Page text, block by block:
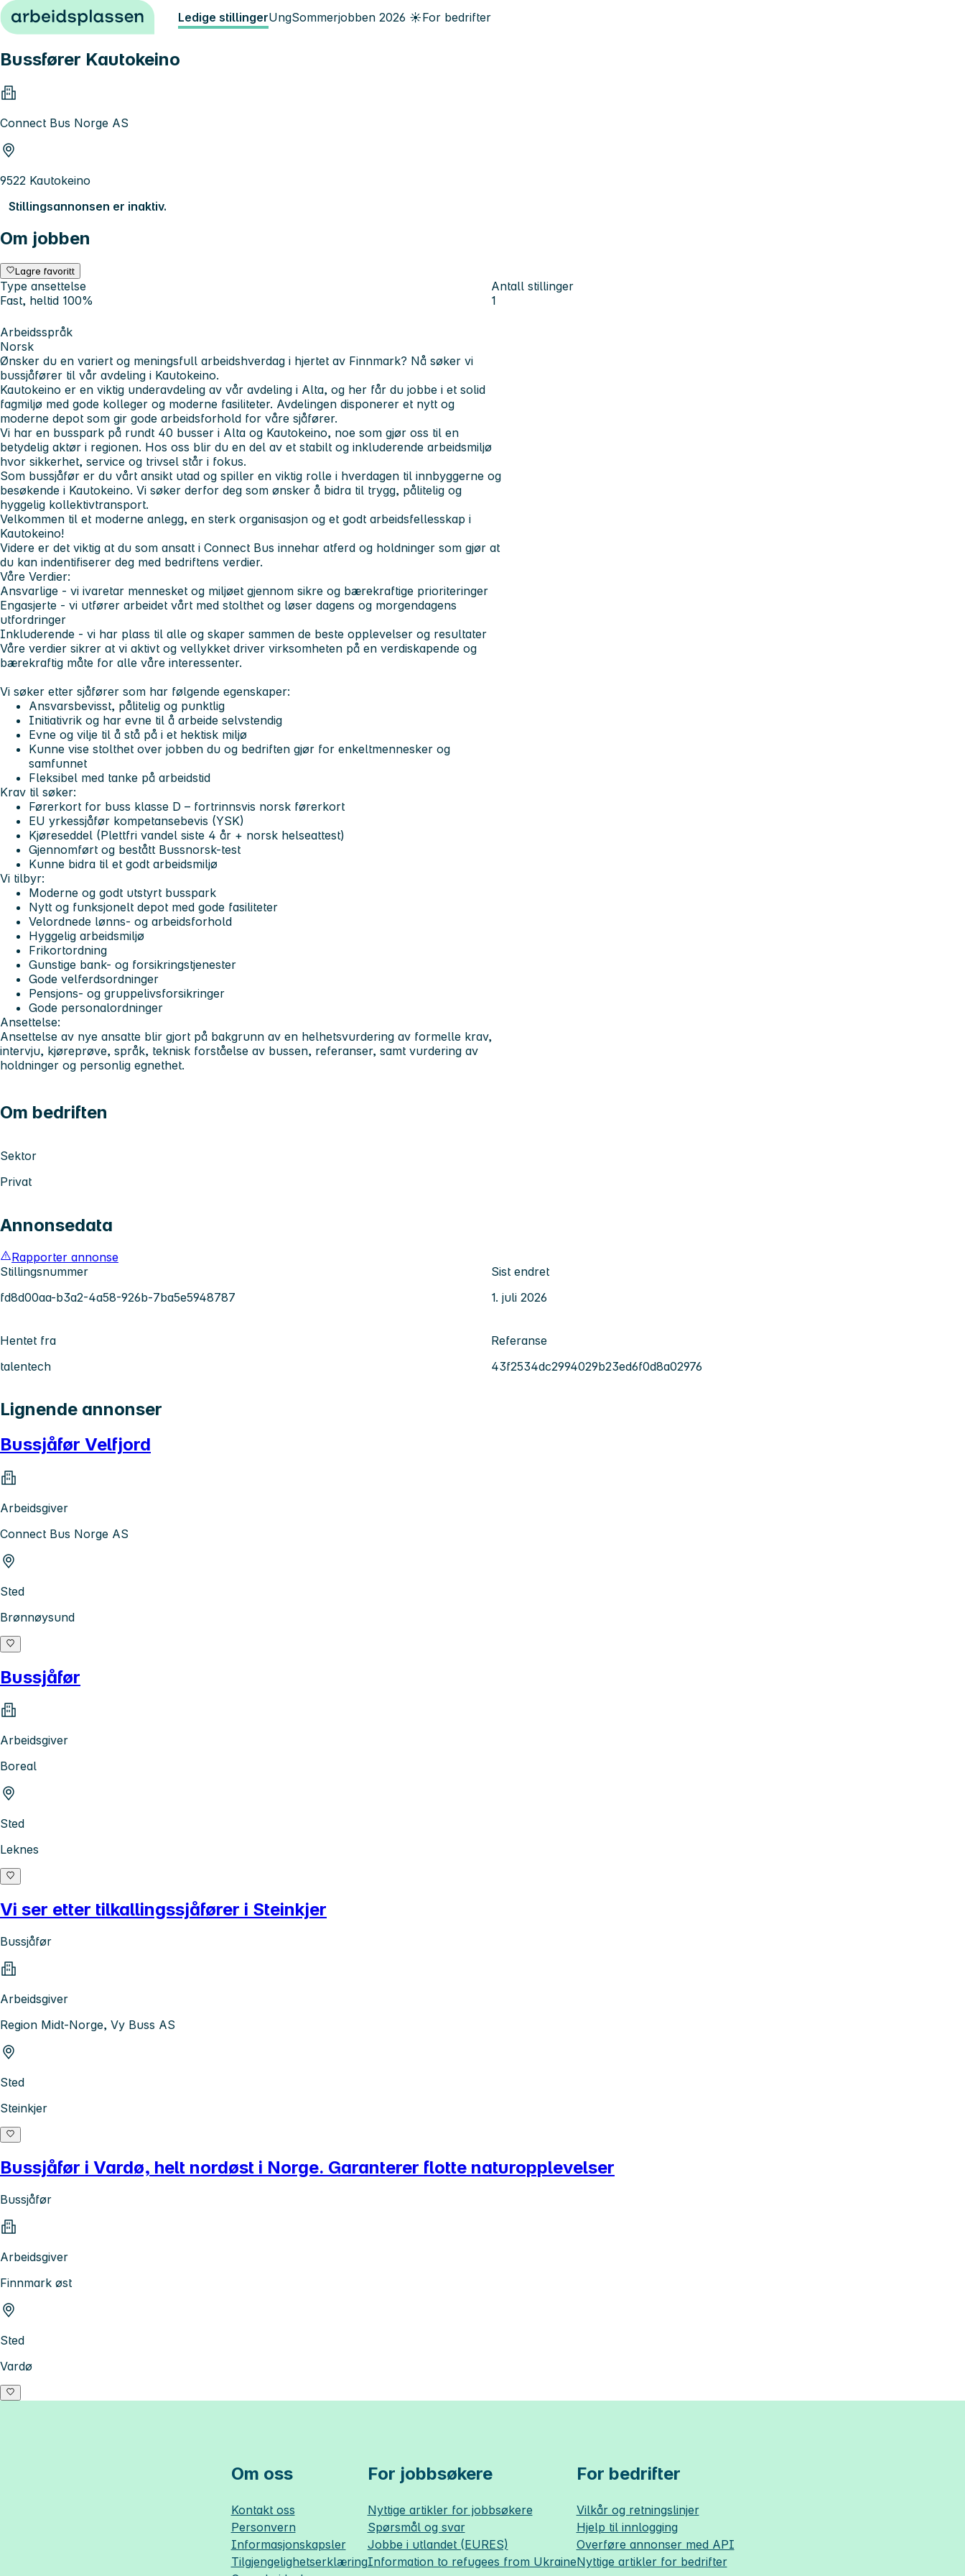
Hopp til innhold Ledige stillingerUngSommerjobben 2026 ☀️For bedrifter
Bussfører Kautokeino
Connect Bus Norge AS
9522 Kautokeino
Stillingsannonsen er inaktiv.
Om jobben
Lagre favoritt
Type ansettelse
Fast, heltid 100%
Antall stillinger
1
Arbeidsspråk
Norsk
Ønsker du en variert og meningsfull arbeidshverdag i hjertet av Finnmark? Nå søker vi
bussjåfører til vår avdeling i Kautokeino.
Kautokeino er en viktig underavdeling av vår avdeling i Alta, og her får du jobbe i et solid
fagmiljø med gode kolleger og moderne fasiliteter. Avdelingen disponerer et nytt og
moderne depot som gir gode arbeidsforhold for våre sjåfører.
Vi har en busspark på rundt 40 busser i Alta og Kautokeino, noe som gjør oss til en
betydelig aktør i regionen. Hos oss blir du en del av et stabilt og inkluderende arbeidsmiljø
hvor sikkerhet, service og trivsel står i fokus.
Som bussjåfør er du vårt ansikt utad og spiller en viktig rolle i hverdagen til innbyggerne og
besøkende i Kautokeino. Vi søker derfor deg som ønsker å bidra til trygg, pålitelig og
hyggelig kollektivtransport.
Velkommen til et moderne anlegg, en sterk organisasjon og et godt arbeidsfellesskap i
Kautokeino!
Videre er det viktig at du som ansatt i Connect Bus innehar atferd og holdninger som gjør at
du kan indentifiserer deg med bedriftens verdier.
Våre Verdier:
Ansvarlige - vi ivaretar mennesket og miljøet gjennom sikre og bærekraftige prioriteringer
Engasjerte - vi utfører arbeidet vårt med stolthet og løser dagens og morgendagens
utfordringer
Inkluderende - vi har plass til alle og skaper sammen de beste opplevelser og resultater
Våre verdier sikrer at vi aktivt og vellykket driver virksomheten på en verdiskapende og
bærekraftig måte for alle våre interessenter.
Vi søker etter sjåfører som har følgende egenskaper:
Ansvarsbevisst, pålitelig og punktlig
Initiativrik og har evne til å arbeide selvstendig
Evne og vilje til å stå på i et hektisk miljø
Kunne vise stolthet over jobben du og bedriften gjør for enkeltmennesker og
samfunnet
Fleksibel med tanke på arbeidstid
Krav til søker:
Førerkort for buss klasse D – fortrinnsvis norsk førerkort
EU yrkessjåfør kompetansebevis (YSK)
Kjøreseddel (Plettfri vandel siste 4 år + norsk helseattest)
Gjennomført og bestått Bussnorsk-test
Kunne bidra til et godt arbeidsmiljø
Vi tilbyr:
Moderne og godt utstyrt busspark
Nytt og funksjonelt depot med gode fasiliteter
Velordnede lønns- og arbeidsforhold
Hyggelig arbeidsmiljø
Frikortordning
Gunstige bank- og forsikringstjenester
Gode velferdsordninger
Pensjons- og gruppelivsforsikringer
Gode personalordninger
Ansettelse:
Ansettelse av nye ansatte blir gjort på bakgrunn av en helhetsvurdering av formelle krav,
intervju, kjøreprøve, språk, teknisk forståelse av bussen, referanser, samt vurdering av
holdninger og personlig egnethet.
Om bedriften
Sektor
Privat
Annonsedata
Rapporter annonse
Stillingsnummer
fd8d00aa-b3a2-4a58-926b-7ba5e5948787
Sist endret
1. juli 2026
Hentet fra
talentech
Referanse
43f2534dc2994029b23ed6f0d8a02976
Lignende annonser
Bussjåfør Velfjord
Arbeidsgiver
Connect Bus Norge AS
Sted
Brønnøysund
Bussjåfør
Arbeidsgiver
Boreal
Sted
Leknes
Vi ser etter tilkallingssjåfører i Steinkjer
Bussjåfør
Arbeidsgiver
Region Midt-Norge, Vy Buss AS
Sted
Steinkjer
Bussjåfør i Vardø, helt nordøst i Norge. Garanterer flotte naturopplevelser
Bussjåfør
Arbeidsgiver
Finnmark øst
Sted
Vardø
Om oss
Kontakt oss
Personvern
Informasjonskapsler
Tilgjengelighetserklæring
For jobbsøkere
Nyttige artikler for jobbsøkere
Spørsmål og svar
Jobbe i utlandet (EURES)
Information to refugees from Ukraine
For bedrifter
Vilkår og retningslinjer
Hjelp til innlogging
Overføre annonser med API
Nyttige artikler for bedrifter